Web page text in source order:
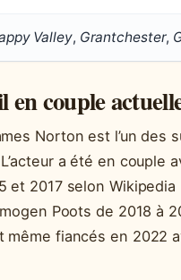
Valley, Grantchester,
en couple
Norton est l’un des
a été en couple
et 2017 selon
Poots de 2018 à
même fiancés en 2022